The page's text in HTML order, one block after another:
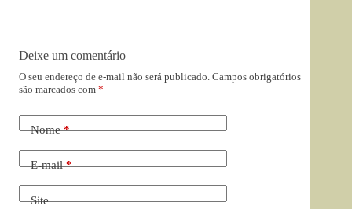
Deixe um comentário
O seu endereço de e-mail não será publicado. Campos obrigatórios
são marcados com *
Nome*
E-mail*
Site